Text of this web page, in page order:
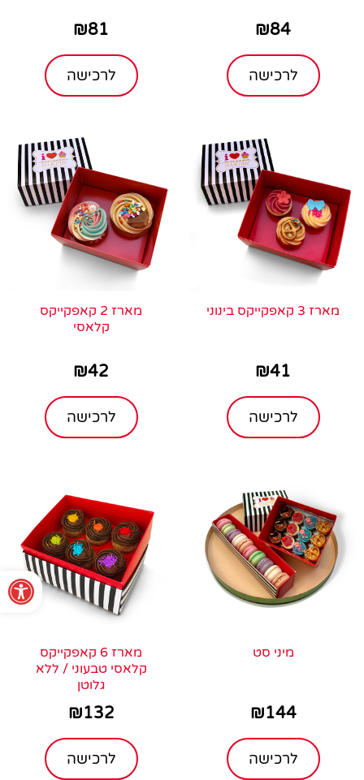
פתח סרגל נגישות
₪84
לרכישה
₪81
לרכישה
מארז 3 קאפקייקס בינוני
₪41
לרכישה
מארז 2 קאפקייקס
קלאסי
₪42
לרכישה
מיני סט
₪144
לרכישה
מארז 6 קאפקייקס
קלאסי טבעוני / ללא
גלוטן
₪132
לרכישה